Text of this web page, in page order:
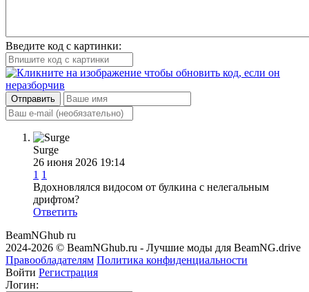
Введите код с картинки:
Отправить
Surge
26 июня 2026 19:14
1 1
Вдохновлялся видосом от булкина с нелегальным
дрифтом?
Ответить
BeamNGhub ru
2024-2026 © BeamNGhub.ru - Лучшие моды для BeamNG.drive
Правообладателям Политика конфиденциальности
Войти Регистрация
Логин: